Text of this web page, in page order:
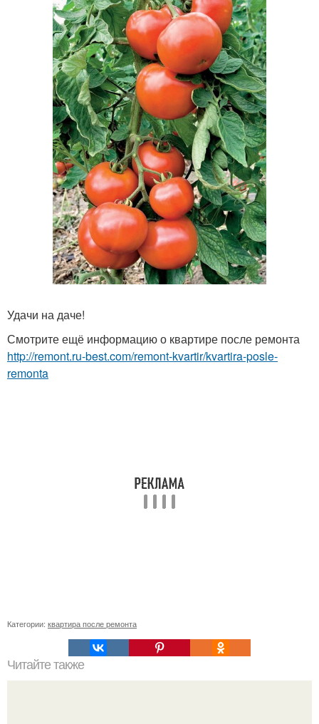
Удачи на даче!
Смотрите ещё информацию о квартире после ремонта
http://remont.ru-best.com/remont-kvartir/kvartira-posle-
remonta
Категории: квартира после ремонта
Читайте также